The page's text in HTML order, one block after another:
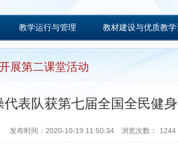
教学运行与管理 教材建设与优质教
展第二课堂活动
代表队获第七届全国全民健
发布时间：2020-10-19 11:50:34 浏览次数： 1244